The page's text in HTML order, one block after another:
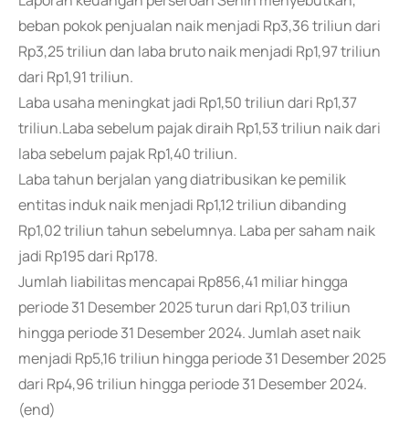
beban pokok penjualan naik menjadi Rp3,36 triliun dari
Rp3,25 triliun dan laba bruto naik menjadi Rp1,97 triliun
dari Rp1,91 triliun.
Laba usaha meningkat jadi Rp1,50 triliun dari Rp1,37
triliun.Laba sebelum pajak diraih Rp1,53 triliun naik dari
laba sebelum pajak Rp1,40 triliun.
Laba tahun berjalan yang diatribusikan ke pemilik
entitas induk naik menjadi Rp1,12 triliun dibanding
Rp1,02 triliun tahun sebelumnya. Laba per saham naik
jadi Rp195 dari Rp178.
Jumlah liabilitas mencapai Rp856,41 miliar hingga
periode 31 Desember 2025 turun dari Rp1,03 triliun
hingga periode 31 Desember 2024. Jumlah aset naik
menjadi Rp5,16 triliun hingga periode 31 Desember 2025
dari Rp4,96 triliun hingga periode 31 Desember 2024.
(end)